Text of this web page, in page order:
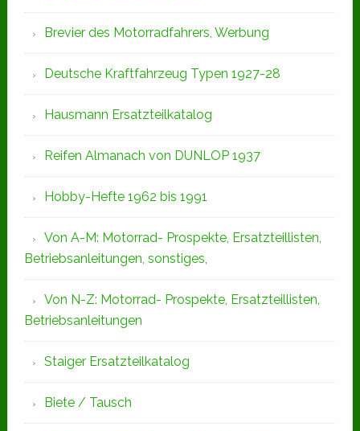
Brevier des Motorradfahrers, Werbung
Deutsche Kraftfahrzeug Typen 1927-28
Hausmann Ersatzteilkatalog
Reifen Almanach von DUNLOP 1937
Hobby-Hefte 1962 bis 1991
Von A-M: Motorrad- Prospekte, Ersatzteillisten,
Betriebsanleitungen, sonstiges,
Von N-Z: Motorrad- Prospekte, Ersatzteillisten,
Betriebsanleitungen
Staiger Ersatzteilkatalog
Biete / Tausch